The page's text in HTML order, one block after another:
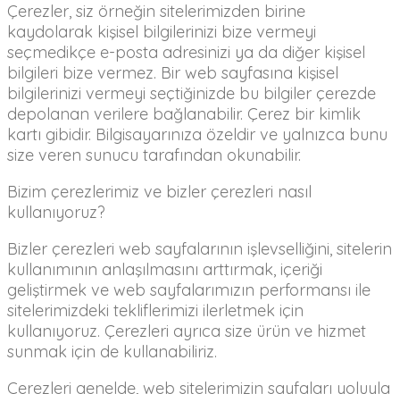
Çerezler, siz örneğin sitelerimizden birine
kaydolarak kişisel bilgilerinizi bize vermeyi
seçmedikçe e-posta adresinizi ya da diğer kişisel
bilgileri bize vermez. Bir web sayfasına kişisel
bilgilerinizi vermeyi seçtiğinizde bu bilgiler çerezde
depolanan verilere bağlanabilir. Çerez bir kimlik
kartı gibidir. Bilgisayarınıza özeldir ve yalnızca bunu
size veren sunucu tarafından okunabilir.
Bizim çerezlerimiz ve bizler çerezleri nasıl
kullanıyoruz?
Bizler çerezleri web sayfalarının işlevselliğini, sitelerin
kullanımının anlaşılmasını arttırmak, içeriği
geliştirmek ve web sayfalarımızın performansı ile
sitelerimizdeki tekliflerimizi ilerletmek için
kullanıyoruz. Çerezleri ayrıca size ürün ve hizmet
sunmak için de kullanabiliriz.
Çerezleri genelde, web sitelerimizin sayfaları yoluyla